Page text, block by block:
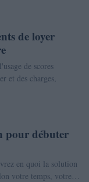
de loyer
de scores
et des charges,
pour débuter
en quoi la solution
votre temps, votre…